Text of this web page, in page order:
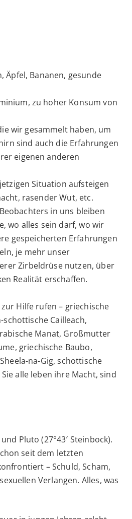
Äpfel, Bananen, gesunde
zu hoher Konsum von
wir gesammelt haben, um
sind auch die Erfahrungen
eigenen anderen
Situation aufsteigen
rasender Wut, etc.
in uns bleiben
wo alles sein darf, wo wir
gespeicherten Erfahrungen
je mehr unser
Zirbeldrüse nutzen, über
Realität erschaffen.
Hilfe rufen – griechische
schottische Cailleach,
Manat, Großmutter
griechische Baubo,
na-Gig, schottische
alle leben ihre Macht, sind
Pluto (27°43′ Steinbock).
seit dem letzten
– Schuld, Scham,
Verlangen. Alles, was